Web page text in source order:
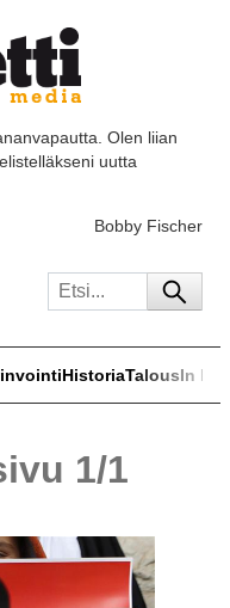
Olen liian
uutta
Bobby Fischer
HistoriaTalousIn
1/1